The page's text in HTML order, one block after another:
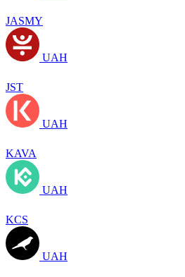
JASMY
UAH
JST
UAH
KAVA
UAH
KCS
UAH